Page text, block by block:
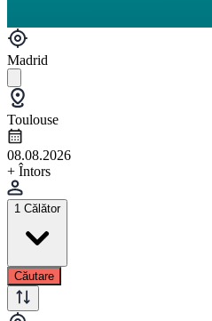
Madrid
Toulouse
08.08.2026
+ Întors
1 Călător
Căutare